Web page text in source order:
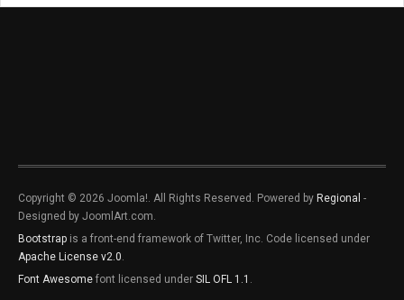
Copyright © 2026 Joomla!. All Rights Reserved. Powered by Regional -
Designed by JoomlArt.com.
Bootstrap is a front-end framework of Twitter, Inc. Code licensed under
Apache License v2.0.
Font Awesome font licensed under SIL OFL 1.1 .